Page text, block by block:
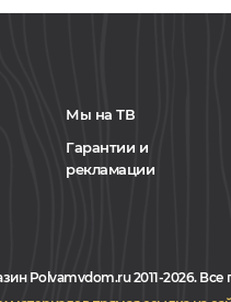
Мы на ТВ
Гарантии и
рекламации
Polvamvdom.ru 2011-2026.